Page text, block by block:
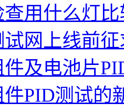
查用什么灯
试网上线前
件及电池片
件PID测试的